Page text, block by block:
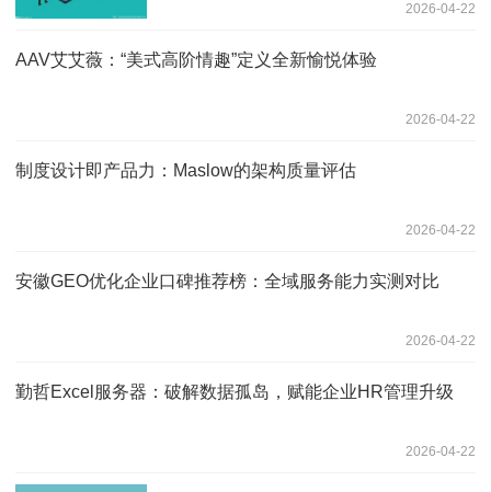
2026-04-22
AAV艾艾薇：“美式高阶情趣”定义全新愉悦体验
2026-04-22
制度设计即产品力：Maslow的架构质量评估
2026-04-22
安徽GEO优化企业口碑推荐榜：全域服务能力实测对比
2026-04-22
勤哲Excel服务器：破解数据孤岛，赋能企业HR管理升级
2026-04-22